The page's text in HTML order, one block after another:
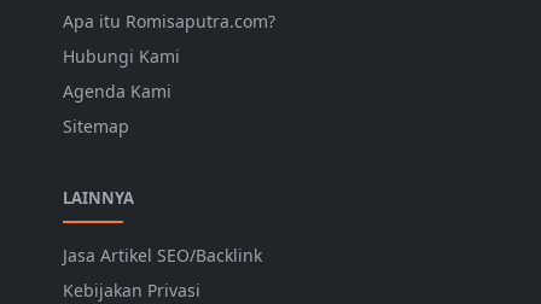
Apa itu Romisaputra.com?
Hubungi Kami
Agenda Kami
Sitemap
LAINNYA
Jasa Artikel SEO/Backlink
Kebijakan Privasi